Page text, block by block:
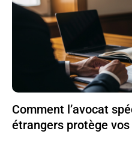
Comment l’avocat
étrangers protège